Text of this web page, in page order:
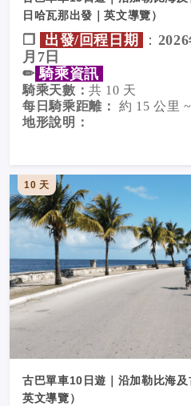
日哈瓦那出發｜英文導覽）
❐ 出發/回程日期 ：
月7日
✏︎ 騎乘資訊
騎乘天數：共 10 天
每日騎乘距離：
約 15 公里
地形說明：
（Hybrid） 或
旅行車（
程。
支援車輛：
提供100% 全程隨行支援車
應對各種狀況。
深入古巴心臟地帶：
整座古巴島嶼都蘊含豐富的
置身於「西班牙加勒比海海
的黃金歲月的，是
古巴中部
這些城市不僅視覺上充滿吸
土地色彩斑斕的歷史軌跡：
入侵，被迫一次次遷往內陸
奴隸制度交織，造就一段段
時也孕育了許多古巴歷史上
統米格爾・迪亞斯-卡內爾 。
✏︎ 不只是騎車，更是深
✰加勒比海岸的陽光與海灘
✰殖民城市的文化底蘊與歷
✰與當地居民的真實互動與交
✰每日充滿驚喜的美食與音樂
✏︎ 地理與氣候資訊
里，地形多樣，擁有山脈、
灘。
10 天
古巴單車10日遊｜沿加勒比海及
英文導覽）